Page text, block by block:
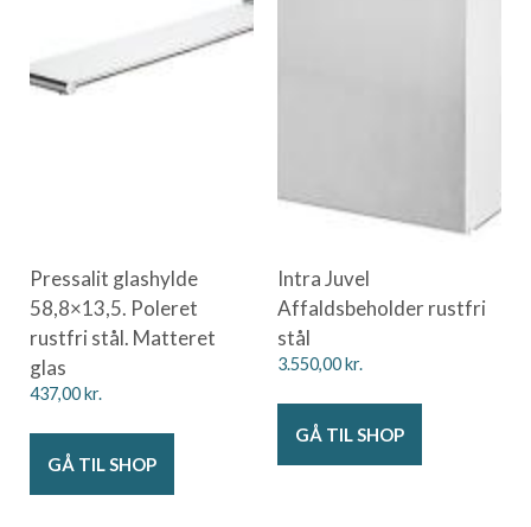
Pressalit glashylde
58,8×13,5. Poleret
rustfri stål. Matteret
glas
437,00 kr.
GÅ TIL SHOP
Intra Juvel
Affaldsbeholder rustfri
stål
3.550,00 kr.
GÅ TIL SHOP